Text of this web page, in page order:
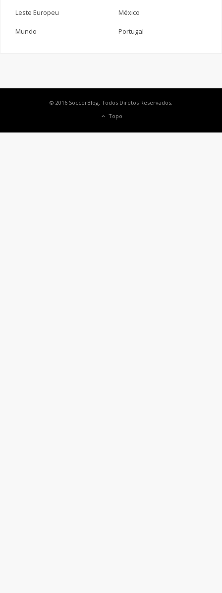
Leste Europeu México
Mundo Portugal
© 2016 SoccerBlog. Todos Diretos Reservados.
Topo